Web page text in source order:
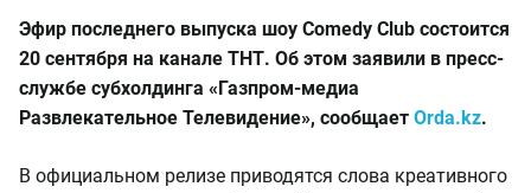
Эфир последнего выпуска шоу Comedy Club состоится
20 сентября на канале ТНТ. Об этом заявили в пресс-
службе субхолдинга «Газпром-медиа
Развлекательное Телевидение», сообщает Orda.kz.
В официальном релизе приводятся слова креативного